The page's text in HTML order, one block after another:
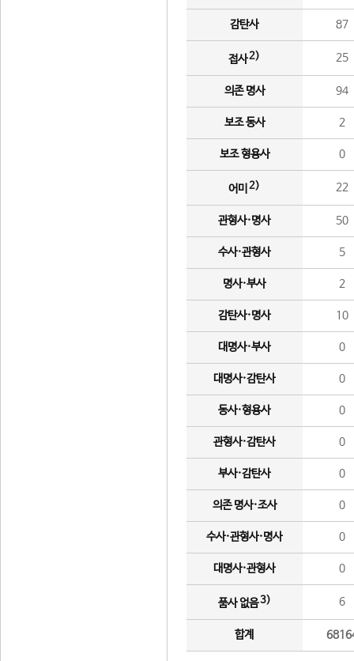
감탄사 87
접사2) 25
의존 명사 94
보조 동사 2
보조 형용사 0
어미 2) 22
관형사·명사 50
수사·관형사 5
명사·부사 2
감탄사·명사 10
대명사·부사 0
대명사·감탄사 0
동사·형용사 0
관형사·감탄사 0
부사·감탄사 0
의존 명사·조사 0
수사·관형사·명사 0
대명사·관형사 0
품사 없음3) 6
합계